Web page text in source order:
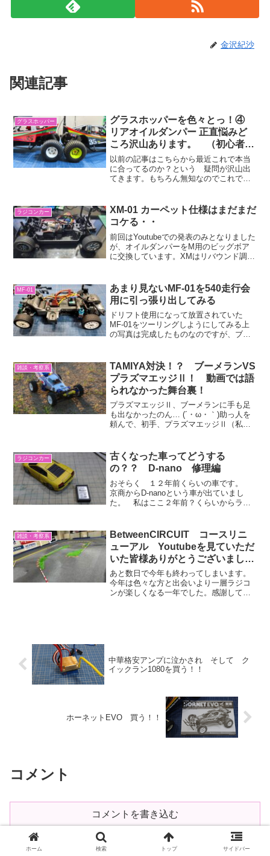
金沢紀沙
関連記事
グラスホッパー
グラスホッパーを色々とっ！④
リアオイルダンパー 正直悩みど
ころ沢山あります。 （初心者す
ぎる私）
以前の記事はこちらから最近これで本当
に合ってるのか？という 疑問が沢山出
てきます。もちろん無知なのでこれで良
のかからない方法で効果が出ることを期
待しています。今やいろん...
ラジコンカー
XM-01 カーペット仕様はまだまだ
コケる・・
前回はYoutubeでの発表のみとなりました
が、オイルダンパーをM用のビッグボア
に交換しています。XMはリバウンド調整
量を減らして、こけにくくできてる
と・・ おもってい...
MF-01
あまり見ないMF-01を540走行会
用に引っ張り出してみる
ドリフト使用になって放置されていた
MF-01をツーリングしようにしてみる上
の写真は完成したものなのですが、ブラ
りなどで、540会に使える物に直してみよ
うかと準備していま...
雑談・考察系
TAMIYA対決！？ ブーメランVS
プラズマエッジⅡ！ 動画では語
られなかった舞台裏！
プラズマエッジⅡ、ブーメランに手も足
も出なかったのん… (´・ω・｀)助っ人を
頼んで、初手、プラズマエッジⅡ（私）
ピードだったから。全然、追いつかれる
ことも、追い越さ...
ラジコンカー
古くなった車ってどうする
の？？ D-nano 修理編
おそらく １２年前くらいの車です。
京商からD-nanoという車が出ていまし
た。 私はここ２年前？くらいからラジ
う事だったので、飾ろうかと思って戴き
ました。こういった古...
雑談・考察系
BetweenCIRCUIT コースリニ
ューアル Youtubeを見ていただ
いた皆様ありがとうございまし
た。！！ お知らせアリです。
あと数日で今年も終わってしまいます。
今年は色々な方と出会いより一層ラジコ
ンが楽しくなる一年でした。感謝してい
中華格安アンプに泣かされ そして ク
イックラン1080を買う！！
ホーネットEVO 買う！！
コメント
コメントを書き込む
ホーム ラジコンカー
ホーム 検索 トップ サイドバー